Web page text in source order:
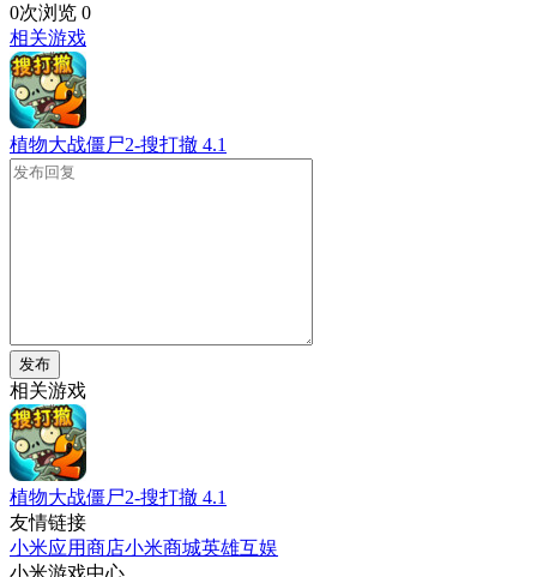
0次浏览 0
相关游戏
植物大战僵尸2-搜打撤 4.1
发布
相关游戏
植物大战僵尸2-搜打撤 4.1
友情链接
小米应用商店小米商城英雄互娱
小米游戏中心